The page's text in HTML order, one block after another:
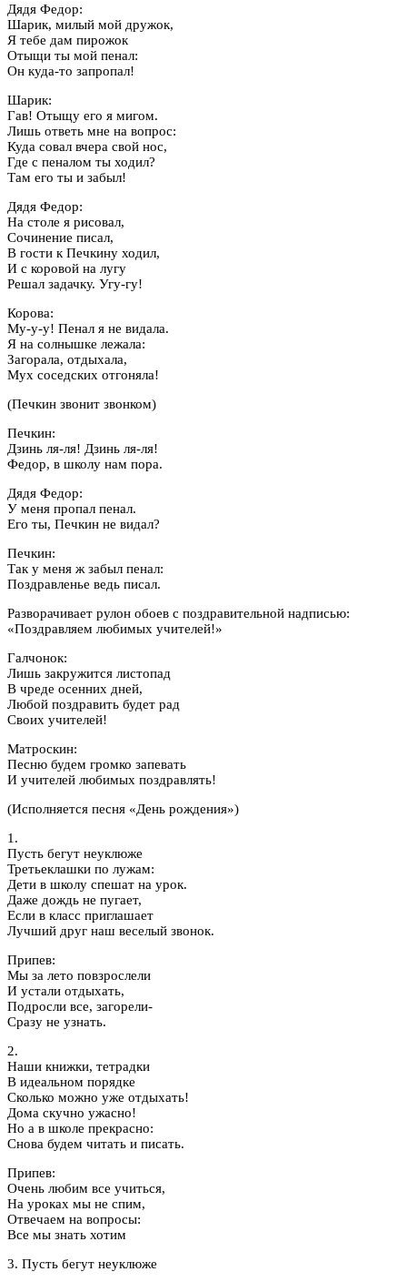
Дядя Федор:
Шарик, милый мой дружок,
Я тебе дам пирожок
Отыщи ты мой пенал:
Он куда-то запропал!
Шарик:
Гав! Отыщу его я мигом.
Лишь ответь мне на вопрос:
Куда совал вчера свой нос,
Где с пеналом ты ходил?
Там его ты и забыл!
Дядя Федор:
На столе я рисовал,
Сочинение писал,
В гости к Печкину ходил,
И с коровой на лугу
Решал задачку. Угу-гу!
Корова:
Му-у-у! Пенал я не видала.
Я на солнышке лежала:
Загорала, отдыхала,
Мух соседских отгоняла!
(Печкин звонит звонком)
Печкин:
Дзинь ля-ля! Дзинь ля-ля!
Федор, в школу нам пора.
Дядя Федор:
У меня пропал пенал.
Его ты, Печкин не видал?
Печкин:
Так у меня ж забыл пенал:
Поздравленье ведь писал.
Разворачивает рулон обоев с поздравительной надписью:
«Поздравляем любимых учителей!»
Галчонок:
Лишь закружится листопад
В чреде осенних дней,
Любой поздравить будет рад
Своих учителей!
Матроскин:
Песню будем громко запевать
И учителей любимых поздравлять!
(Исполняется песня «День рождения»)
1.
Пусть бегут неуклюже
Третьеклашки по лужам:
Дети в школу спешат на урок.
Даже дождь не пугает,
Если в класс приглашает
Лучший друг наш веселый звонок.
Припев:
Мы за лето повзрослели
И устали отдыхать,
Подросли все, загорели-
Сразу не узнать.
2.
Наши книжки, тетрадки
В идеальном порядке
Сколько можно уже отдыхать!
Дома скучно ужасно!
Но а в школе прекрасно:
Снова будем читать и писать.
Припев:
Очень любим все учиться,
На уроках мы не спим,
Отвечаем на вопросы:
Все мы знать хотим
3. Пусть бегут неуклюже